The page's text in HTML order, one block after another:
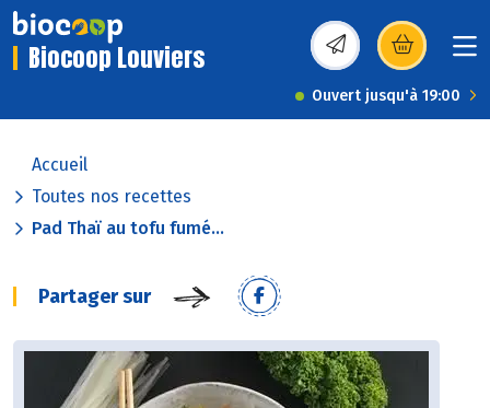
Biocoop Louviers (s’ouvre dans une
Ouvert jusqu'à 19:00
Accueil
Toutes nos recettes
Pad Thaï au tofu fumé...
Partager sur